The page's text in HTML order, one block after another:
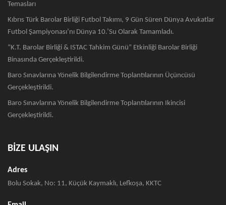
Temasları
Kıbrıs Türk Barolar Birliği Futbol Takımı, 9 Gün Süren Dünya Avukatlar
Futbol Şampiyonası’nı Dünya 10.’su Olarak Tamamladı.
“K.T. Barolar Birliği & ISTAC Tahkim Günü” Etkinliği Barolar Birliği
Binasında Gerçekleştirildi.
Baro Sınavlarına Yönelik Bilgilendirme Toplantılarının Üçüncüsü
Gerçekleştirildi.
Baro Sınavlarına Yönelik Bilgilendirme Toplantılarının Ikincisi
Gerçekleştirildi.
BİZE ULAŞIN
Adres
Bolu Sokak, No: 11, Küçük Kaymaklı, Lefkoşa, KKTC